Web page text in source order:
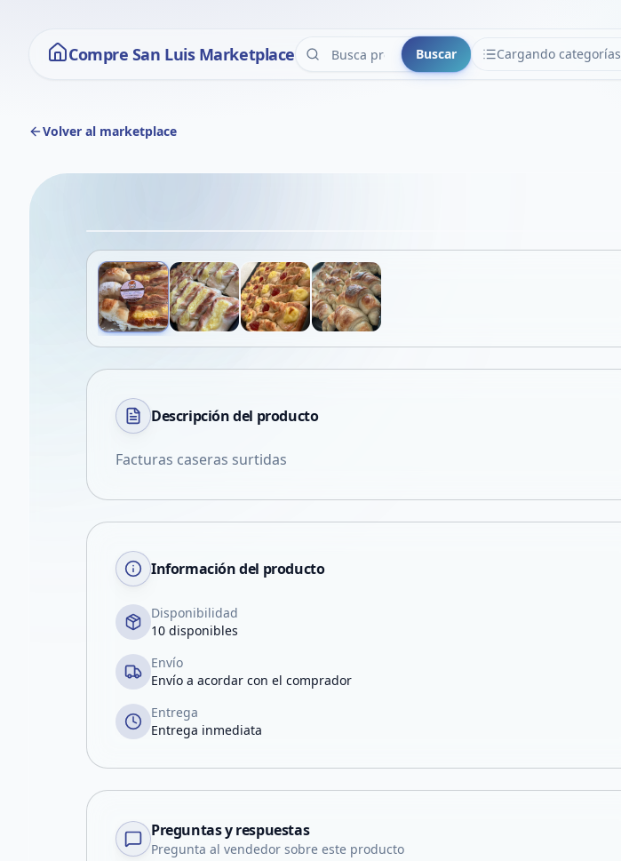
Compre San Luis Marketplace Buscar Cargando categorías
CATEGORÍAS
Volver al marketplace
Descripción del producto
Facturas caseras surtidas
Información del producto
Disponibilidad
10 disponibles
Envío
Envío a acordar con el comprador
Entrega
Entrega inmediata
Preguntas y respuestas
Pregunta al vendedor sobre este producto